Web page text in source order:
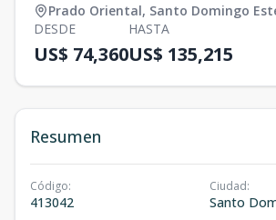
Prado Oriental, Santo Domingo
DESDE
US$ 74,360
HASTA
US$ 135,215
Resumen
Código:
413042
Ciudad:
Santo